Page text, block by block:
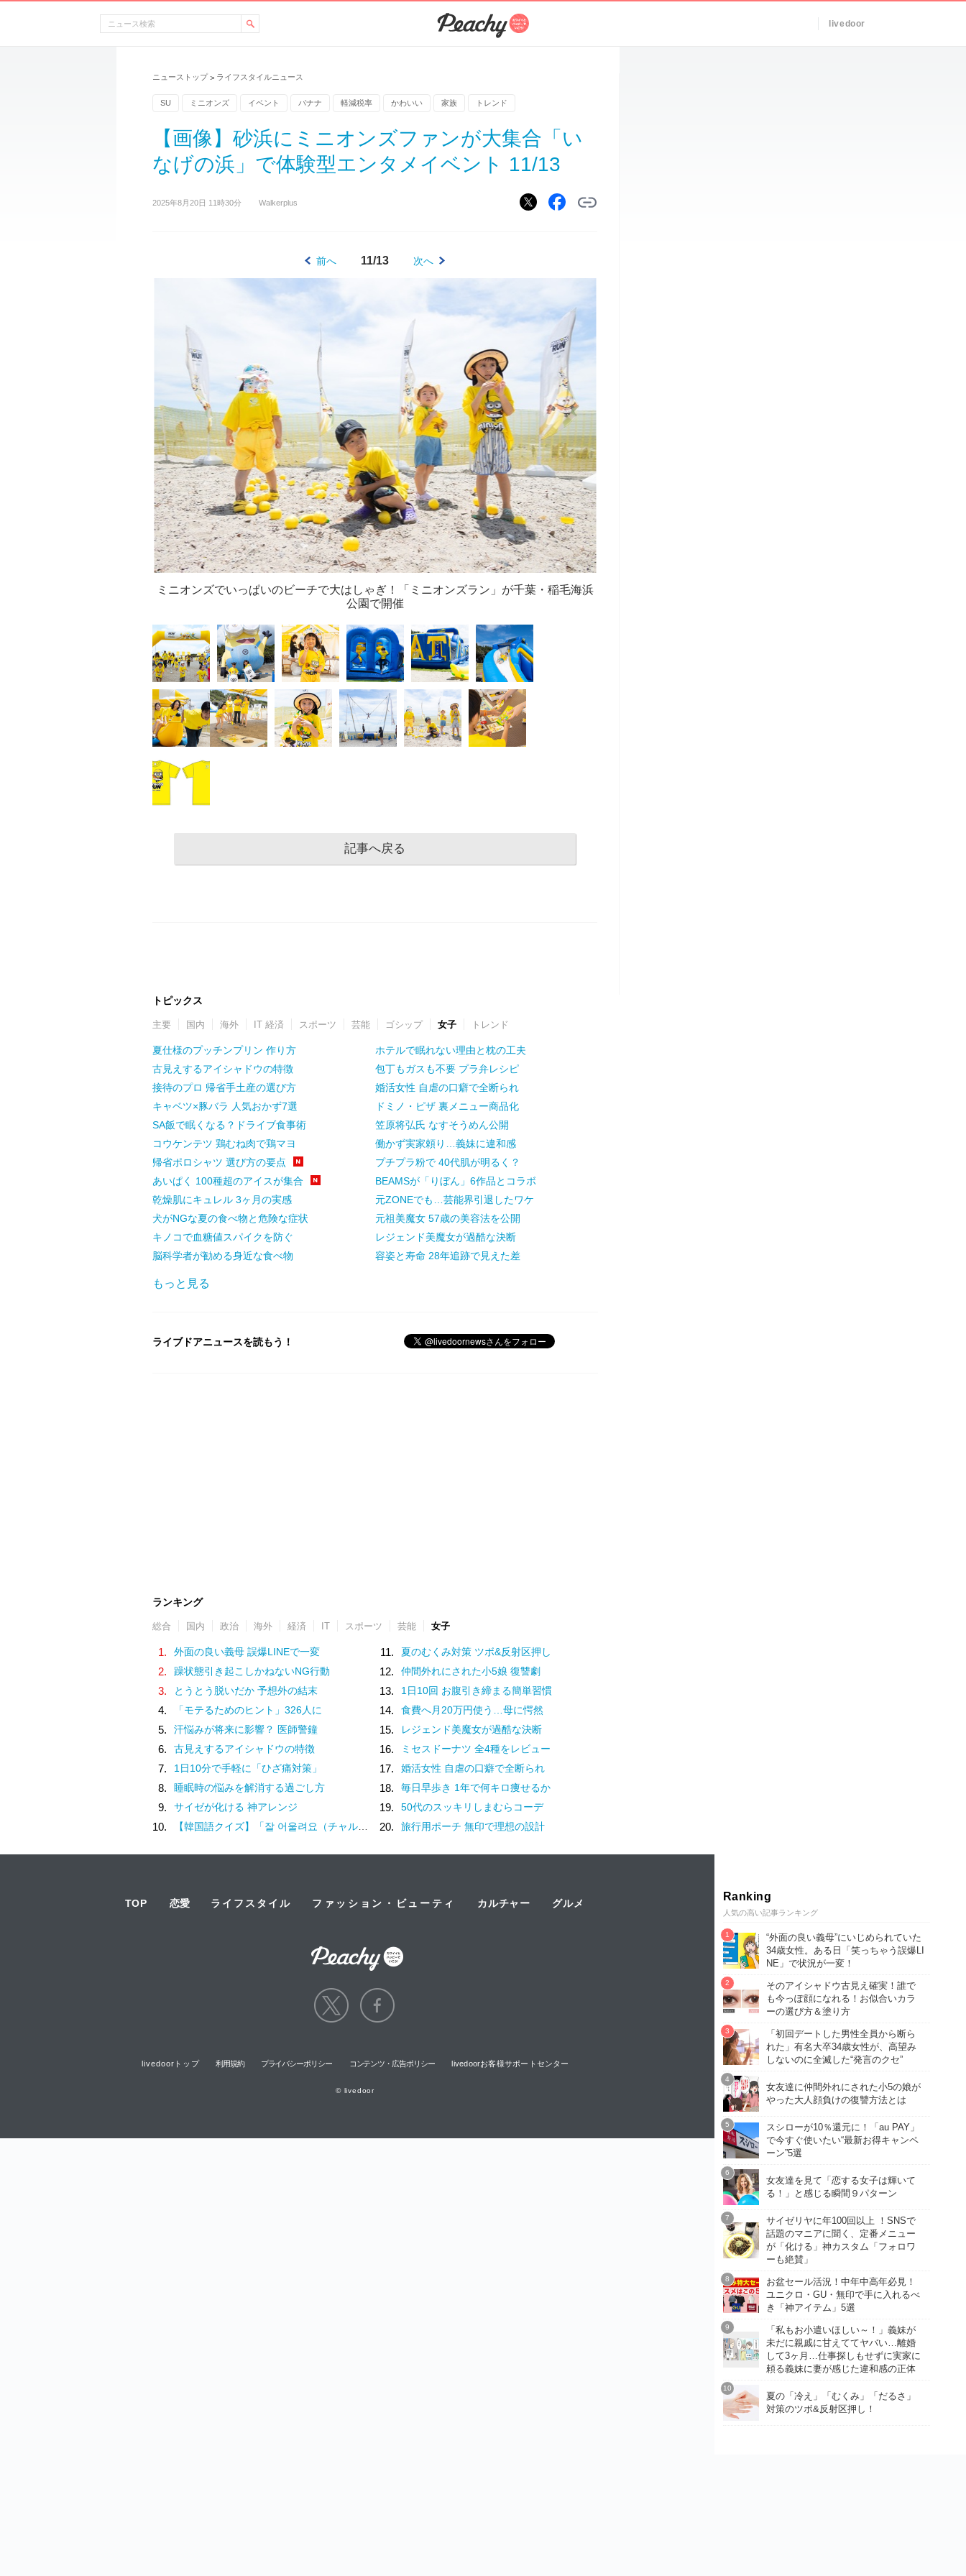
livedoor
ニューストップ > ライフスタイルニュース
SU ミニオンズ イベント バナナ 軽減税率 かわいい 家族 トレンド
【画像】砂浜にミニオンズファンが大集合「い
なげの浜」で体験型エンタメイベント 11/13
2025年8月20日 11時30分 Walkerplus
前へ 11/13 次へ
ミニオンズでいっぱいのビーチで大はしゃぎ！「ミニオンズラン」が千葉・稲毛海浜
公園で開催
記事へ戻る
トピックス
主要 国内 海外 IT 経済 スポーツ 芸能 ゴシップ 女子 トレンド
夏仕様のプッチンプリン 作り方
古見えするアイシャドウの特徴
接待のプロ 帰省手土産の選び方
キャベツ×豚バラ 人気おかず7選
SA飯で眠くなる？ドライブ食事術
コウケンテツ 鶏むね肉で鶏マヨ
帰省ポロシャツ 選び方の要点
あいぱく 100種超のアイスが集合
乾燥肌にキュレル 3ヶ月の実感
犬がNGな夏の食べ物と危険な症状
キノコで血糖値スパイクを防ぐ
脳科学者が勧める身近な食べ物
ホテルで眠れない理由と枕の工夫
包丁もガスも不要 プラ弁レシピ
婚活女性 自虐の口癖で全断られ
ドミノ・ピザ 裏メニュー商品化
笠原将弘氏 なすそうめん公開
働かず実家頼り…義妹に違和感
プチプラ粉で 40代肌が明るく？
BEAMSが「りぼん」6作品とコラボ
元ZONEでも…芸能界引退したワケ
元祖美魔女 57歳の美容法を公開
レジェンド美魔女が過酷な決断
容姿と寿命 28年追跡で見えた差
もっと見る
ライブドアニュースを読もう！
ランキング
総合 国内 政治 海外 経済 IT スポーツ 芸能 女子
1. 外面の良い義母 誤爆LINEで一変
2. 躁状態引き起こしかねないNG行動
3. とうとう脱いだか 予想外の結末
4. 「モテるためのヒント」326人に
5. 汗悩みが将来に影響？ 医師警鐘
6. 古見えするアイシャドウの特徴
7. 1日10分で手軽に「ひざ痛対策」
8. 睡眠時の悩みを解消する過ごし方
9. サイゼが化ける 神アレンジ
10. 【韓国語クイズ】「잘 어울려요（チャル オウルリョヨ）」の意味は？褒め言葉です♡
11. 夏のむくみ対策 ツボ&反射区押し
12. 仲間外れにされた小5娘 復讐劇
13. 1日10回 お腹引き締まる簡単習慣
14. 食費へ月20万円使う…母に愕然
15. レジェンド美魔女が過酷な決断
16. ミセスドーナツ 全4種をレビュー
17. 婚活女性 自虐の口癖で全断られ
18. 毎日早歩き 1年で何キロ痩せるか
19. 50代のスッキリしまむらコーデ
20. 旅行用ポーチ 無印で理想の設計
Ranking
人気の高い記事ランキング
“外面の良い義母”にいじめられていた
34歳女性。ある日「笑っちゃう誤爆LI
NE」で状況が一変！
そのアイシャドウ古見え確実！誰で
も今っぽ顔になれる！お似合いカラ
ーの選び方＆塗り方
「初回デートした男性全員から断ら
れた」有名大卒34歳女性が、高望み
しないのに全滅した“発言のクセ”
女友達に仲間外れにされた小5の娘が
やった大人顔負けの復讐方法とは
スシローが10％還元に！「au PAY」
で今すぐ使いたい“最新お得キャンペ
ーン”5選
女友達を見て「恋する女子は輝いて
る！」と感じる瞬間９パターン
サイゼリヤに年100回以上 ！SNSで
話題のマニアに聞く、定番メニュー
が「化ける」神カスタム「フォロワ
ーも絶賛」
お盆セール活況！中年中高年必見！
ユニクロ・GU・無印で手に入れるべ
き「神アイテム」5選
「私もお小遣いほしい～！」義妹が
未だに親戚に甘えててヤバい…離婚
して3ヶ月…仕事探しもせずに実家に
頼る義妹に妻が感じた違和感の正体
夏の「冷え」「むくみ」「だるさ」
対策のツボ&反射区押し！
TOP 恋愛 ライフスタイル ファッション・ビューティ カルチャー グルメ
livedoorトップ 利用規約 プライバシーポリシー コンテンツ・広告ポリシー livedoorお客様サポートセンター
© livedoor